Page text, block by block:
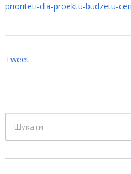
prioriteti-dla-proektu-budzetu-
Tweet